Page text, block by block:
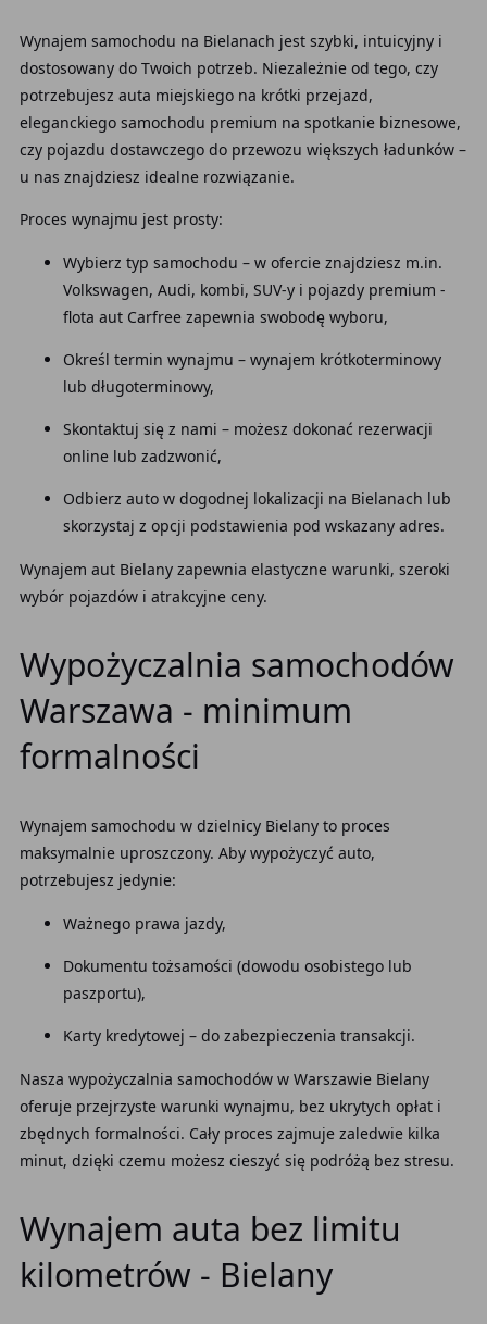
Wynajem samochodu na Bielanach jest szybki, intuicyjny i
dostosowany do Twoich potrzeb. Niezależnie od tego, czy
potrzebujesz auta miejskiego na krótki przejazd,
eleganckiego samochodu premium na spotkanie biznesowe,
czy pojazdu dostawczego do przewozu większych ładunków –
u nas znajdziesz idealne rozwiązanie.
Proces wynajmu jest prosty:
Wybierz typ samochodu – w ofercie znajdziesz m.in.
Volkswagen, Audi, kombi, SUV-y i pojazdy premium -
flota aut Carfree zapewnia swobodę wyboru,
Określ termin wynajmu – wynajem krótkoterminowy
lub długoterminowy,
Skontaktuj się z nami – możesz dokonać rezerwacji
online lub zadzwonić,
Odbierz auto w dogodnej lokalizacji na Bielanach lub
skorzystaj z opcji podstawienia pod wskazany adres.
Wynajem aut Bielany zapewnia elastyczne warunki, szeroki
wybór pojazdów i atrakcyjne ceny.
Wypożyczalnia samochodów
Warszawa - minimum
formalności
Wynajem samochodu w dzielnicy Bielany to proces
maksymalnie uproszczony. Aby wypożyczyć auto,
potrzebujesz jedynie:
Ważnego prawa jazdy,
Dokumentu tożsamości (dowodu osobistego lub
paszportu),
Karty kredytowej – do zabezpieczenia transakcji.
Nasza wypożyczalnia samochodów w Warszawie Bielany
oferuje przejrzyste warunki wynajmu, bez ukrytych opłat i
zbędnych formalności. Cały proces zajmuje zaledwie kilka
minut, dzięki czemu możesz cieszyć się podróżą bez stresu.
Wynajem auta bez limitu
kilometrów - Bielany